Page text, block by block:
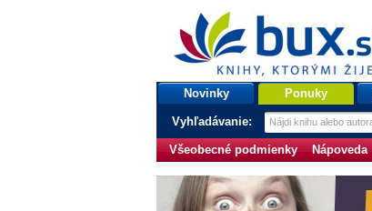
bux.sk
knihy, ktorými žijete
Úvodná stránka
Novinky Ponuky
Vyhľadávanie:
Všeobecné podmienky Nápoveda